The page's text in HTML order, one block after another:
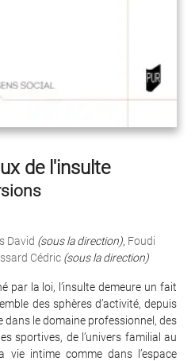
de l'insulte
David (sous la direction), Foudi
Cédric (sous la direction)
par la loi, l’insulte demeure un fait
des sphères d’activité, depuis
dans le domaine professionnel, des
sportives, de l’univers familial au
vie intime comme dans l’espace